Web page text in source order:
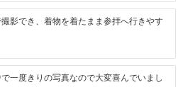
影でき、着物を着たまま参拝へ行きやす
一度きりの写真なので大変喜んでいまし